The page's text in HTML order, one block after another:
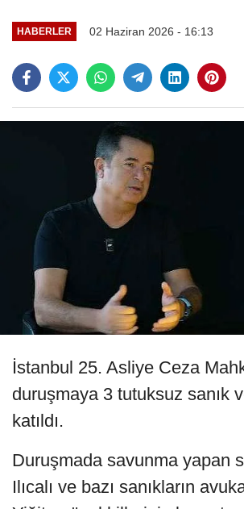
HABERLER 02 Haziran 2026 - 16:13
İstanbul 25. Asliye Ceza
duruşmaya 3 tutuksuz sanık
katıldı.
Duruşmada savunma yapan
Ilıcalı ve bazı sanıkların